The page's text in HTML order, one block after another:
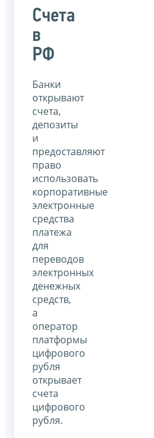
Счета
в
РФ
Банки
открывают
счета,
депозиты
и
предоставляют
право
использовать
корпоративные
электронные
средства
платежа
для
переводов
электронных
денежных
средств,
а
оператор
платформы
цифрового
рубля
открывает
счета
цифрового
рубля.